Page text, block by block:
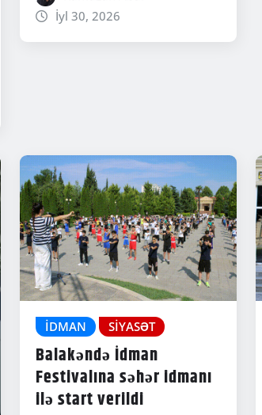
İyl 30, 2026
İDMAN SIYASƏT
Balakəndə İdman
Festivalına səhər idmanı
ilə start verildi